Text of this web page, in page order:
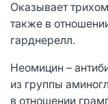
Оказывает
также в
гарднерелл.
Неомицин –
из группы
в отношении